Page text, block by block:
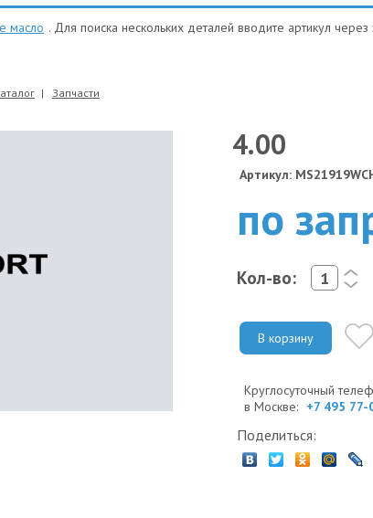
масло . Для поиска нескольких деталей вводите артикул через
Запчасти
4.00
Артикул:
по
Кол-во:
<
>
В корзину
Круглосуточный
в Москве: +7 495 77-
Поделиться: